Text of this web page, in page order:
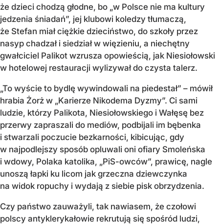
że dzieci chodzą głodne, bo „w Polsce nie ma kultury
jedzenia śniadań”, jej klubowi koledzy tłumaczą,
że Stefan miał ciężkie dzieciństwo, do szkoły przez
nasyp chadzał i siedział w więzieniu, a niechętny
gwałciciel Palikot wzrusza opowieścią, jak Niesiołowski
w hotelowej restauracji wylizywał do czysta talerz.
„To wyście to bydlę wywindowali na piedestał” – mówił
hrabia Żorż w „Karierze Nikodema Dyzmy”. Ci sami
ludzie, którzy Palikota, Niesiołowskiego i Wałęsę bez
przerwy zapraszali do mediów, podbijali im bębenka
i stwarzali poczucie bezkarności, kibicując, gdy
w najpodlejszy sposób opluwali oni ofiary Smoleńska
i wdowy, Polaka katolika, „PiS-owców”, prawicę, nagle
unoszą łapki ku licom jak grzeczna dziewczynka
na widok ropuchy i wydają z siebie pisk obrzydzenia.
Czy państwo zauważyli, tak nawiasem, że czołowi
polscy antyklerykałowie rekrutują się spośród ludzi,